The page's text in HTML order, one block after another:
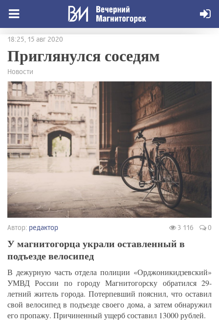
18:25, 15 авг 2020
Приглянулся соседям
Новости
Автор: редактор 3 116 0
У магнитогорца украли оставленный в
подъезде велосипед
В дежурную часть отдела полиции «Орджоникидзевский»
УМВД России по городу Магнитогорску обратился 29-
летний житель города. Потерпевший пояснил, что оставил
свой велосипед в подъезде своего дома, а затем обнаружил
его пропажу. Причиненный ущерб составил 13000 рублей.